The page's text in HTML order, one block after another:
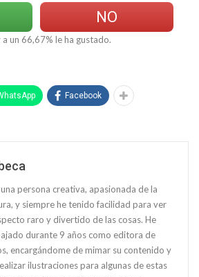
NO
un 66,67% le ha gustado.
Facebook
persona creativa, apasionada de la
y siempre he tenido facilidad para ver
raro y divertido de las cosas. He
durante 9 años como editora de
encargándome de mimar su contenido y
ilustraciones para algunas de estas